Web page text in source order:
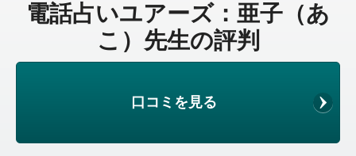
電話占いユアーズ：亜子（あ
こ）先生の評判
口コミを見る